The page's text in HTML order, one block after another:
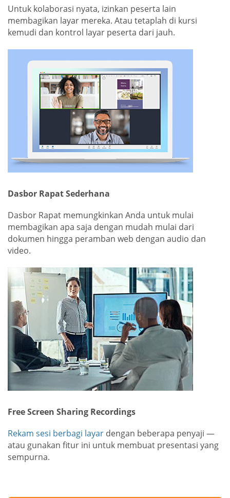
Untuk kolaborasi nyata, izinkan peserta lain
membagikan layar mereka. Atau tetaplah di kursi
kemudi dan kontrol layar peserta dari jauh.
Dasbor Rapat Sederhana
Dasbor Rapat memungkinkan Anda untuk mulai
membagikan apa saja dengan mudah mulai dari
dokumen hingga peramban web dengan audio dan
video.
Free Screen Sharing Recordings
Rekam sesi berbagi layar dengan beberapa penyaji —
atau gunakan fitur ini untuk membuat presentasi yang
sempurna.